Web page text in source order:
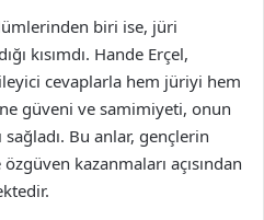
biri ise, jüri
kısımdı. Hande Erçel,
cevaplarla hem jüriyi hem
güveni ve samimiyeti, onun
sağladı. Bu anlar, gençlerin
kazanmaları açısından